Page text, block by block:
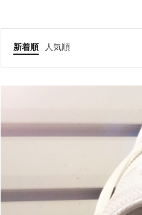
新着順 人気順